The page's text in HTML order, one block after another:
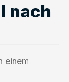
nach
einem